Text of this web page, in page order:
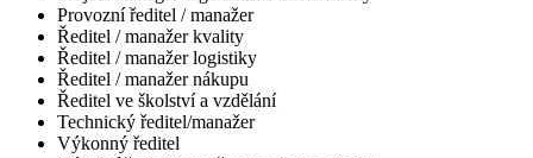
Provozní ředitel / manažer
Ředitel / manažer kvality
Ředitel / manažer logistiky
Ředitel / manažer nákupu
Ředitel ve školství a vzdělání
Technický ředitel/manažer
Výkonný ředitel